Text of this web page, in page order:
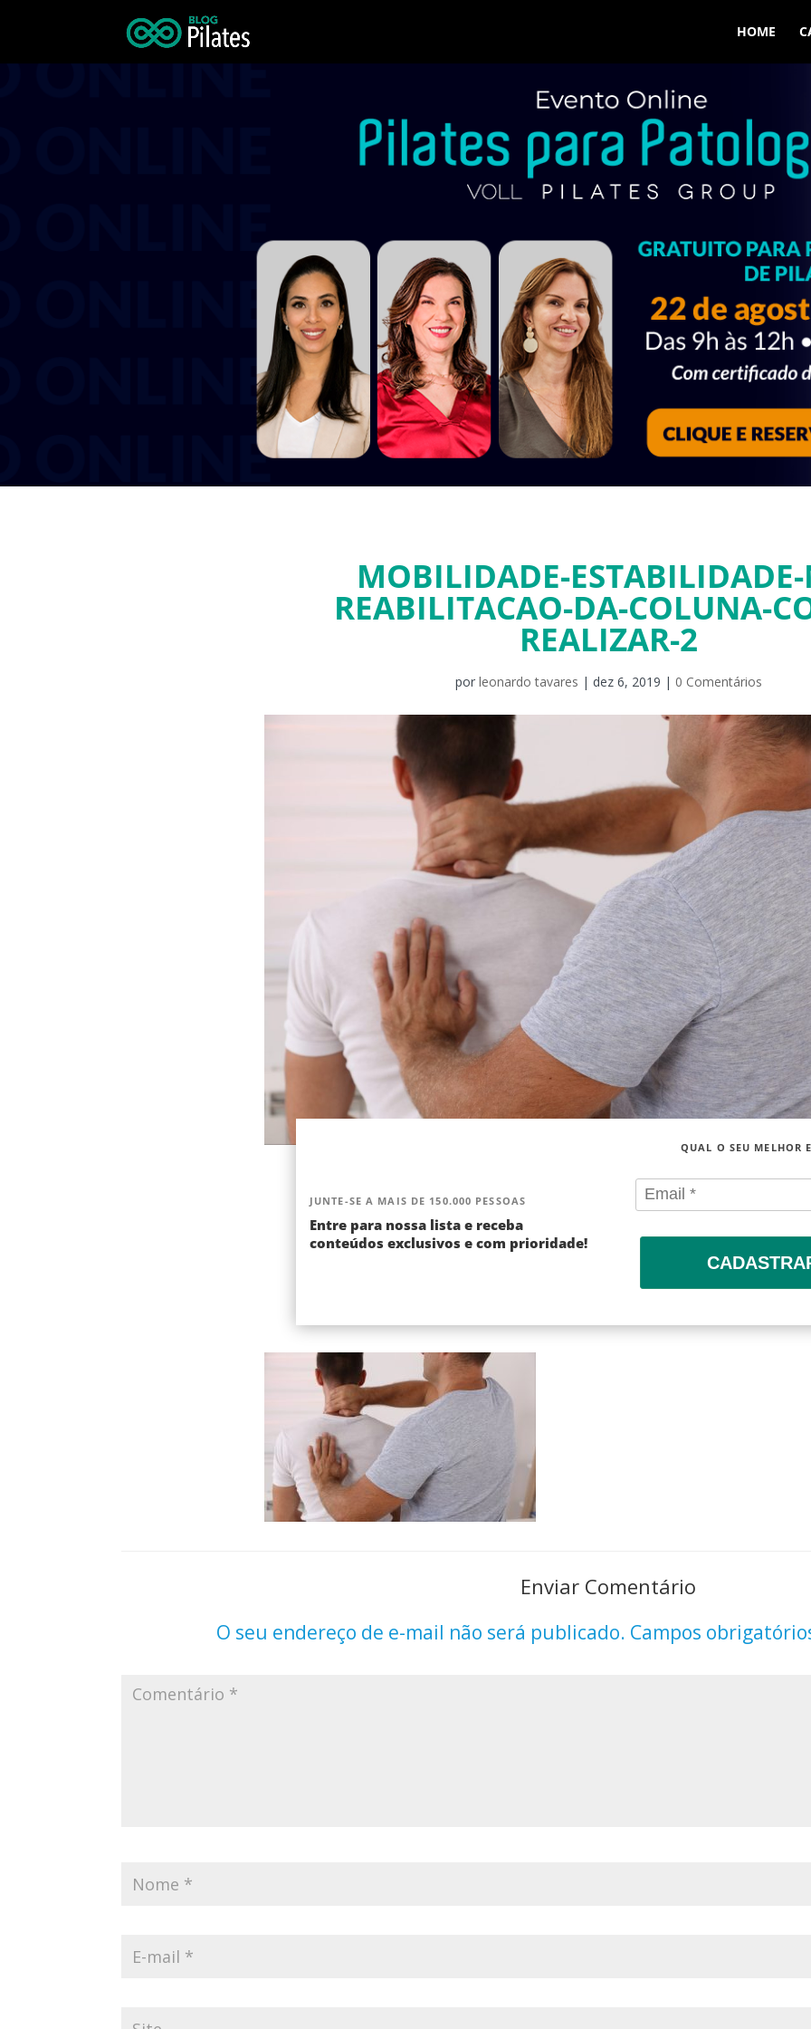
HOME
MOBILIDADE-
REABILITACAO-DA-COLUNA-
REALIZAR-2
por leonardo tavares | dez 6, 2019 | 0 Comentários
JUNTE-SE A MAIS DE 150.000 PESSOAS
Entre para nossa lista e receba
conteúdos exclusivos e com prioridade!
QUAL O SEU MELHOR
Enviar Comentário
O seu endereço de e-mail não será publicado. Campos